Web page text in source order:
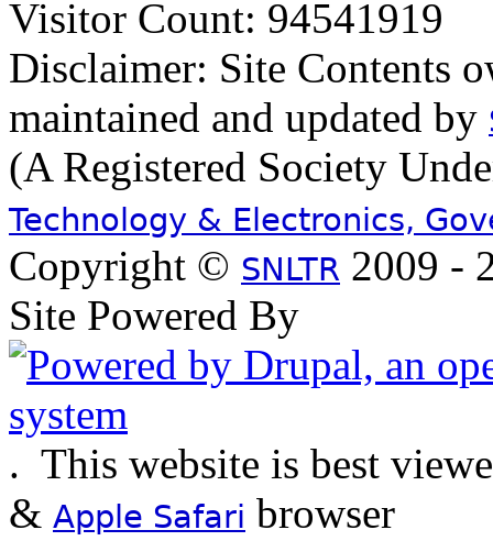
Visitor Count: 94541919
Disclaimer: Site Contents
maintained and updated by
(A Registered Society
Technology & Electronics,
Copyright © SNLTR 2009 -
Site Powered By
. This website is best
& Apple Safari browser